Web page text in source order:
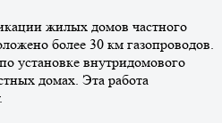
жилых домов частного
более 30 км газопроводов.
установке внутридомового
домах. Эта работа